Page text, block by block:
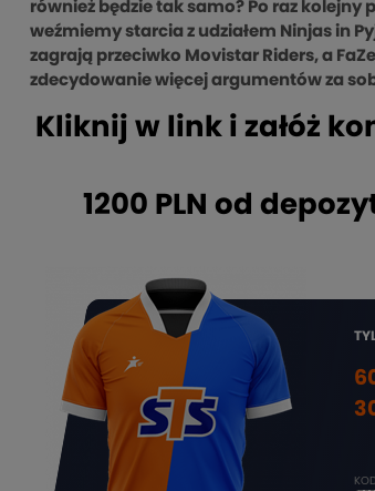
również będzie tak samo? Po raz
weźmiemy starcia z udziałem Ninjas in
zagrają przeciwko Movistar Riders, a
zdecydowanie więcej argumentów za
Kliknij w link i załóż
1200 PLN od
3